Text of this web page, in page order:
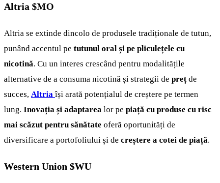
Altria $MO
Altria se extinde dincolo de produsele tradiționale de tutun,
punând accentul pe tutunul oral și pe pliculețele cu
nicotină. Cu un interes crescând pentru modalitățile
alternative de a consuma nicotină și strategii de preț de
succes, Altriaîși arată potențialul de creștere pe termen
lung. Inovația și adaptarea lor pe piață cu produse cu risc
mai scăzut pentru sănătate oferă oportunități de
diversificare a portofoliului și de creștere a cotei de piață.
Western Union $WU